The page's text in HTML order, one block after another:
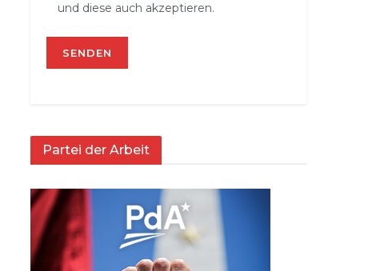
und diese auch akzeptieren.
Partei der Arbeit